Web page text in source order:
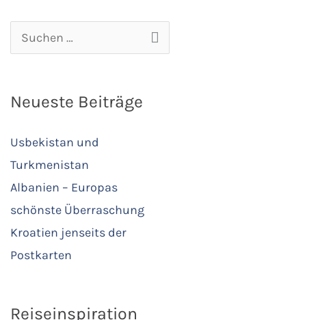
Suchen
Neueste Beiträge
Usbekistan und
Turkmenistan
Albanien – Europas
schönste Überraschung
Kroatien jenseits der
Postkarten
Reiseinspiration